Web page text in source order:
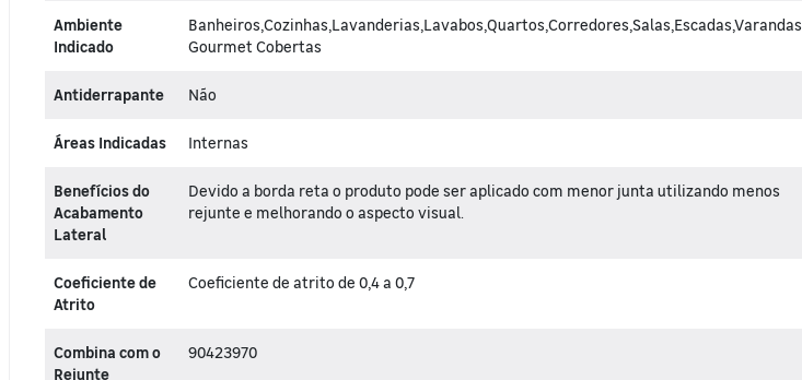
Ambiente
Indicado
Banheiros,Cozinhas,Lavanderias,Lavabos,Quartos,Corredores,Salas,Escadas,Varandas
Gourmet Cobertas
Antiderrapante Não
Áreas Indicadas Internas
Benefícios do
Acabamento
Lateral
Devido a borda reta o produto pode ser aplicado com menor junta utilizando menos
rejunte e melhorando o aspecto visual.
Coeficiente de
Atrito
Coeficiente de atrito de 0,4 a 0,7
Combina com o
Rejunte
90423970